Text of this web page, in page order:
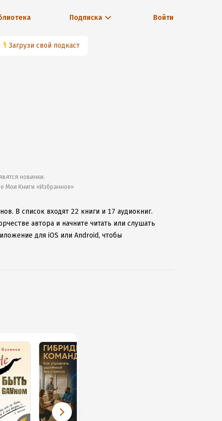
Подписка Войти
🎙 Загрузи свой подкаст
новинки.
Мои Книги «Избранное»
В список входят 22 книги и 17 аудиокниг.
автора и начните читать или слушать
для iOS или Android, чтобы